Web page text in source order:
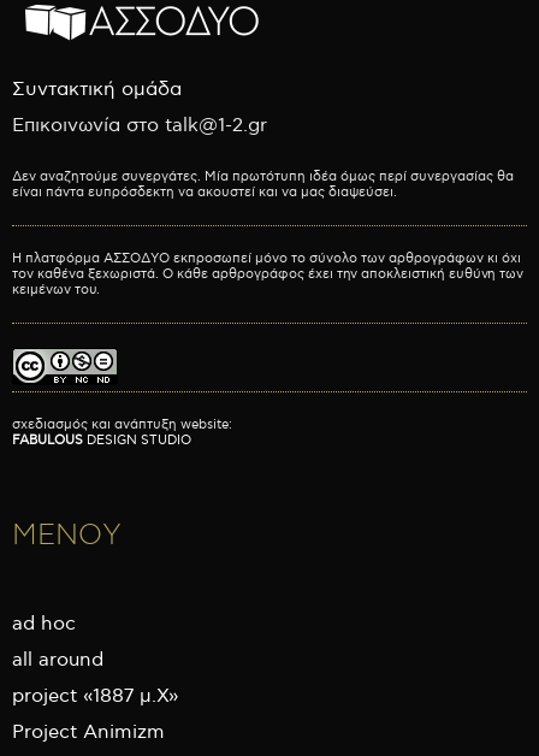
Συντακτική ομάδα
Επικοινωνία στο talk@1-2.gr
Δεν αναζητούμε συνεργάτες. Μία πρωτότυπη ιδέα όμως περί συνεργασίας θα
είναι πάντα ευπρόσδεκτη να ακουστεί και να μας διαψεύσει.
Η πλατφόρμα ΑΣΣΟΔΥΟ εκπροσωπεί μόνο το σύνολο των αρθρογράφων κι όχι
τον καθένα ξεχωριστά. Ο κάθε αρθρογράφος έχει την αποκλειστική ευθύνη των
κειμένων του.
σχεδιασμός και ανάπτυξη website:
FABULOUS DESIGN STUDIO
ΜΕΝΟΥ
ad hoc
all around
project «1887 μ.Χ»
Project Animizm